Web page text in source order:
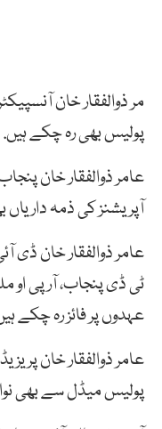
مر ذوالفقار خان
پولیس بھی رہ چکے ہیں.
عامر ذوالفقار خان
آپریشنز کی ذمہ
عامر ذوالفقار خان ڈی
ٹی ڈی پنجاب، آر پی او
عہدوں پر فائز رہ چکے
عامر ذوالفقار خان
پولیس میڈل سے بھی